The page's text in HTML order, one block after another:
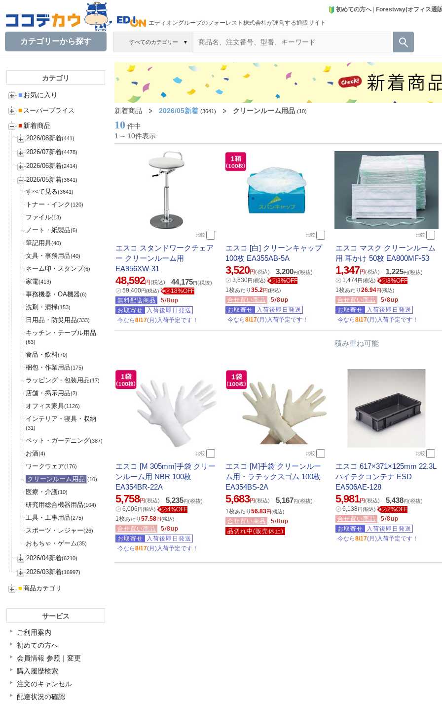
エディオングループのフォーレスト株式会社が運営する通販サイト
初めての方へ| Forestway(オフィス通
すべてのカテゴリー ▼
カテゴリーから探す
カテゴリ
■お気に入り
■ スーパープライス
■新着商品
2026/08新着(441)
2026/07新着(4478)
2026/06新着(2414)
2026/05新着(3641)
すべて見る(3641)
トナー・インク(120)
ファイル(13)
ノート・紙製品(6)
筆記用具(40)
文具・事務用品(40)
ネーム印・スタンプ(6)
家電(413)
事務機器・OA機器(6)
洗剤・清掃(153)
日用品・防災用品(333)
キッチン・テーブル用品
(63)
食品・飲料(70)
梱包・作業用品(175)
ラッピング・包装用品(17)
店舗・掲示用品(2)
オフィス家具(1126)
インテリア・寝具・収納
(31)
ペット・ガーデニング(387)
お酒(4)
ワークウェア(176)
クリーンルーム用品 (10)
医療・介護(10)
研究用総合機器用品(104)
工具・工事用品(275)
スポーツ・レジャー(26)
おもちゃ・ゲーム(35)
2026/04新着(6210)
2026/03新着(16997)
■ 商品カテゴリ
サービス
ご利用案内
初めての方へ
会員情報 参照｜変更
購入履歴検索
注文のキャンセル
配達状況の確認
新着商品 2026/05新着 (3641) クリーンルーム用品 (10)
10 件中
1 ～ 10件表示
比較
エスコ スタンドワークチェア
ー クリーンルーム用
EA956XW-31
48,592円(税込) 44,175円(税抜)
㋱59,400円(税込) ㋱18%OFF
無料配送商品
5/8up
お取寄せ
入荷後即日発送
今なら8/17(月)入荷予定です！
比較
エスコ [白] クリーンキャップ
100枚 EA355AB-5A
3,520円(税込) 3,200円(税抜)
㋱3,630円(税込) ㋱3%OFF
1枚あたり35.2円(税込)
合せ買い商品
5/8up
お取寄せ
入荷後即日発送
今なら8/17(月)入荷予定です！
比較
エスコ マスク クリーンルーム
用 耳かけ 50枚 EA800MF-53
1,347 円(税込) 1,225円(税抜)
㋱ 1,474円(税込) ㋱8%OFF
1枚あたり26.94円(税込)
合せ買い商品
5/8up
お取寄せ
入荷後即日発送
今なら8/17(月)入荷予定です！
比較
エスコ [M 305mm]手袋 クリー
ンルーム用 NBR 100枚
EA354BR-22A
5,758円(税込) 5,235円(税抜)
㋱6,006円(税込) ㋱4%OFF
1枚あたり57.58円(税込)
合せ買い商品
5/8up
お取寄せ
入荷後即日発送
今なら8/17(月)入荷予定です！
比較
エスコ [M]手袋 クリーンルー
ム用・ラテックスゴム 100枚
EA354BS-2A
5,683円(税込) 5,167円(税抜)
1枚あたり56.83円(税込)
合せ買い商品
5/8up
品切れ中(販売休止)
積み重ね可能
比較
エスコ 617×371×125mm 22.3L
ハイテクコンテナ ESD
EA506AE-128
5,981円(税込) 5,438円(税抜)
㋱6,138円(税込) ㋱2%OFF
合せ買い商品
5/8up
お取寄せ
入荷後即日発送
今なら8/17(月)入荷予定です！